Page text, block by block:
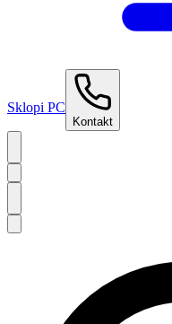
Sklopi PC
Kontakt